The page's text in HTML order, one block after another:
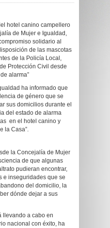
hotel canino campellero
de Mujer e Igualdad,
solidario al
de las mascotas
de la Policía Local,
Protección Civil desde
alarma”
ha informado que
de género que se
sus domicilios durante el
del estado de alarma
en el hotel canino y
la Casa”.
la Concejalía de Mujer
de que algunas
pudieran encontrar,
e inseguridades que se
del domicilio, la
dónde dejar a sus
llevando a cabo en
nacional con éxito, ha